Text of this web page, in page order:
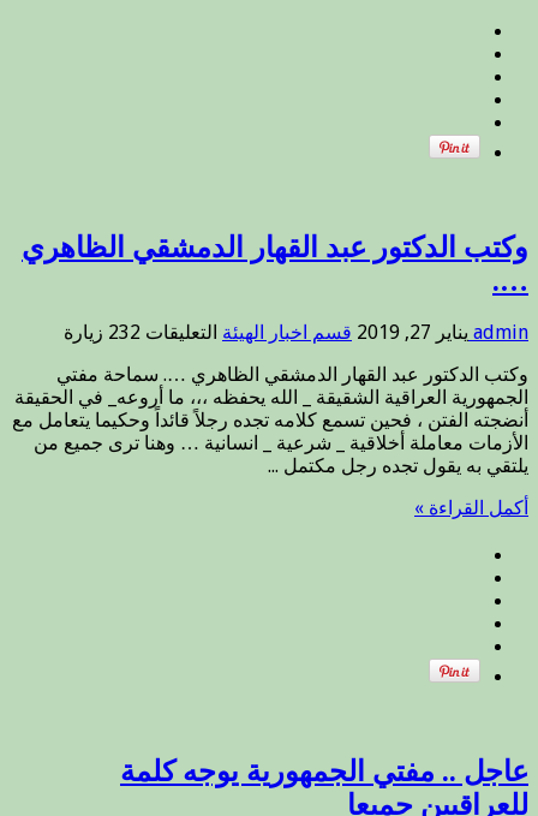
وكتب الدكتور عبد القهار الدمشقي الظاهري
….
admin يناير 27, 2019 قسم اخبار الهيئة التعليقات على
الدكتور
عبد
القهار
الدمشقي
232 زيارة
وكتب الدكتور عبد القهار الدمشقي الظاهري …. سماحة مفتي
الجمهورية العراقية الشقيقة _ الله يحفظه ،،، ما أروعه_ في الحقيقة
أنضجته الفتن ، فحين تسمع كلامه تجده رجلاً قائداً وحكيما يتعامل مع
الأزمات معاملة أخلاقية _ شرعية _ انسانية … وهنا ترى جميع من
يلتقي به يقول تجده رجل مكتمل ...
أكمل القراءة »
عاجل .. مفتي الجمهورية يوجه كلمة
للعراقيين جميعا